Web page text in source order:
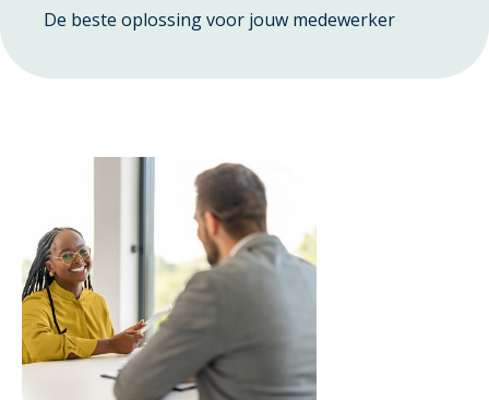
De beste oplossing voor jouw medewerker